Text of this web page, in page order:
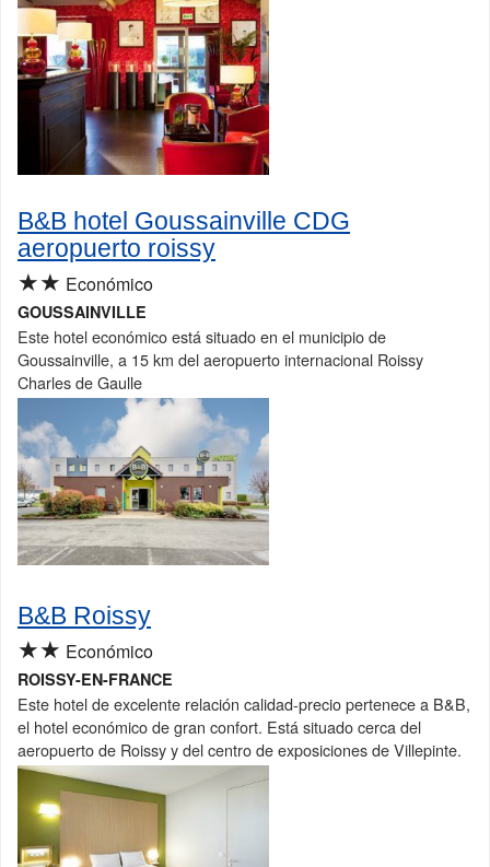
B&B hotel Goussainville CDG
aeropuerto roissy
★★ Económico
GOUSSAINVILLE
Este hotel económico está situado en el municipio de
Goussainville, a 15 km del aeropuerto internacional Roissy
Charles de Gaulle
B&B Roissy
★★ Económico
ROISSY-EN-FRANCE
Este hotel de excelente relación calidad-precio pertenece a B&B,
el hotel económico de gran confort. Está situado cerca del
aeropuerto de Roissy y del centro de exposiciones de Villepinte.